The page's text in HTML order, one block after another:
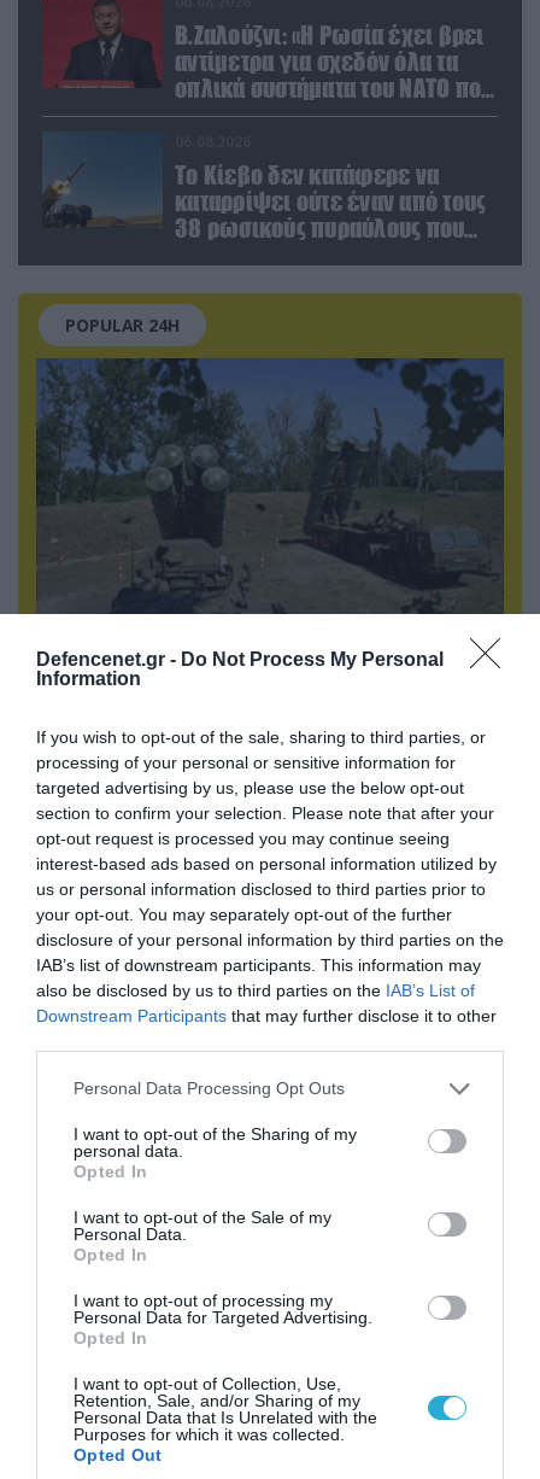
Defencenet.gr - Do Not Process My Personal
Information
If you wish to opt-out of the sale, sharing to third parties, or
processing of your personal or sensitive information for
targeted advertising by us, please use the below opt-out
section to confirm your selection. Please note that after your
opt-out request is processed you may continue seeing
interest-based ads based on personal information utilized by
us or personal information disclosed to third parties prior to
your opt-out. You may separately opt-out of the further
disclosure of your personal information by third parties on the
IAB’s list of downstream participants. This information may
also be disclosed by us to third parties on the IAB’s List of
Downstream Participants that may further disclose it to other
Please note that this website/app uses one or more Google
not limited to your visit or usage behaviour. You may click to
grant or deny consent to Google and its third-party tags to
use your data for below specified purposes in below Google
consent section.
Personal Data Processing Opt Outs
I want to opt-out of the Sharing of my
personal data.
Opted In
I want to opt-out of the Sale of my
Personal Data.
Opted In
I want to opt-out of processing my
Personal Data for Targeted Advertising.
Opted In
I want to opt-out of Collection, Use,
Retention, Sale, and/or Sharing of my
Personal Data that Is Unrelated with the
Purposes for which it was collected.
Opted Out
Β.Ζαλούζνι: «Η Ρωσία έχει βρει
αντίμετρα για σχεδόν όλα τα
οπλικά συστήματα του ΝΑΤΟ που
χρησιμοποιεί η Ουκρανία»
Το Κίεβο δεν κατάφερε να
καταρρίψει ούτε έναν από τους
38 ρωσικούς πυραύλους που
POPULAR 24H
06.08.2026 | 00:02
Θορυβήθηκαν οι Ουκρανοί με τις δηλώσεις
MiG-29 σε μόλις μια μέρα!»
05.08.2026 | 20:02
Ντονμπάς με εντολή Πούτιν: Οι αλλαγές στη
διοίκηση και πύραυλοι από τη Β.Κορέα